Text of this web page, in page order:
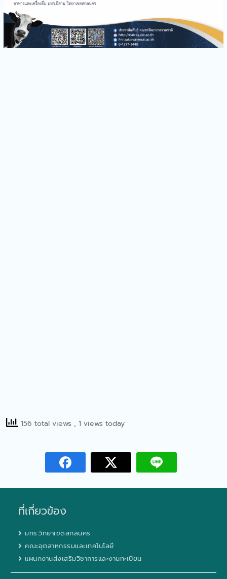
คณะทรัพยากรธรรมชาติร่วม
ดำเนินการจัดการบรรยาย
พิเศษหัวข้อ“รู้ให้ทัน ป้องกัน
โรค FMD”
156 total views , 1 views today
ที่เกี่ยวข้อง
มทร.วิทยาเขตสกลนคร
คณะอุตสาหกรรมและเทคโนโลยี
แผนกงานส่งเสริมวิชาการและงานทะเบียน